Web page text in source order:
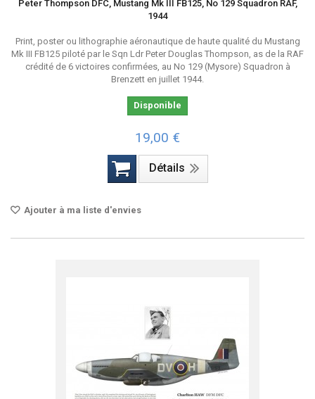
Peter Thompson DFC, Mustang Mk III FB125, No 129 Squadron RAF,
1944
Print, poster ou lithographie aéronautique de haute qualité du Mustang
Mk III FB125 piloté par le Sqn Ldr Peter Douglas Thompson, as de la RAF
crédité de 6 victoires confirmées, au No 129 (Mysore) Squadron à
Brenzett en juillet 1944.
Disponible
19,00 €
Détails
Ajouter à ma liste d'envies